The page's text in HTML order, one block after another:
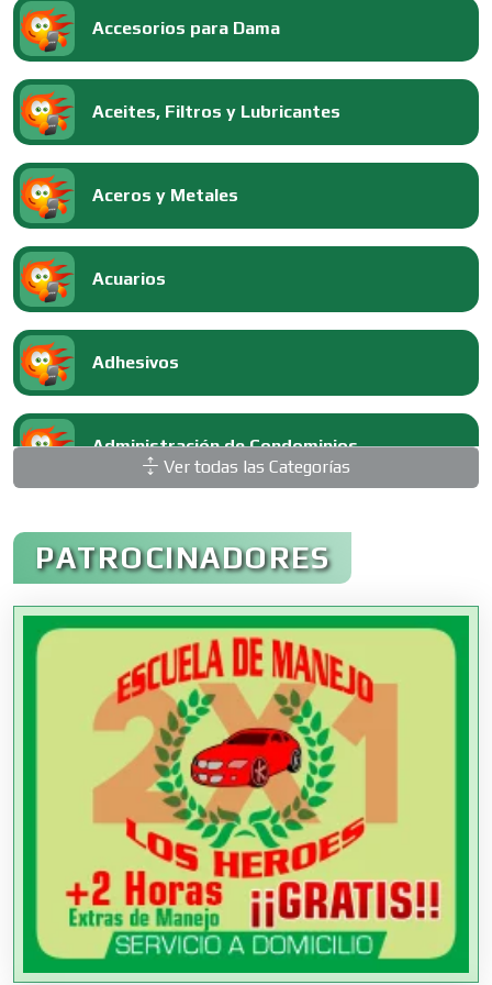
Accesorios para Dama
Aceites, Filtros y Lubricantes
Aceros y Metales
Acuarios
Adhesivos
Administración de Condominios
Administración de Empresas
Agencias Aduanales
Agencias de Autos
Agencias de Cobranza
Agencias de Colocación
Agencias de Modelos
Ver todas las Categorías
PATROCINADORES